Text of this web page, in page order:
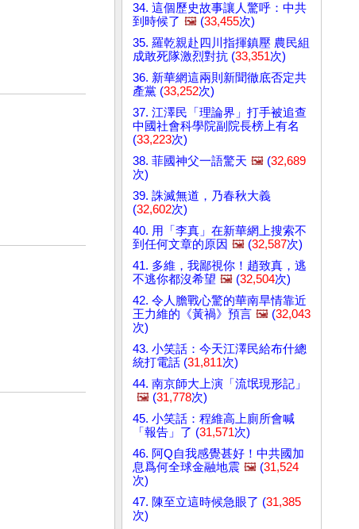
34. 這個歷史故事讓人驚呼：中共
到時候了 🖼️ (33,455次)
35. 羅乾親赴四川指揮鎮壓 農民組
成敢死隊激烈對抗 (33,351次)
36. 新華網這兩則新聞徹底否定共
產黨 (33,252次)
37. 江澤民「理論界」打手被追查
中國社會科學院副院長榜上有名
(33,223次)
38. 菲國神父一語驚天 🖼️ (32,689
次)
39. 誅滅無道，乃春秋大義
(32,602次)
40. 用「李真」在新華網上搜索不
到任何文章的原因 🖼️ (32,587次)
41. 多維，我鄙視你！趙致真，逃
不逃你都沒希望 🖼️ (32,504次)
42. 令人膽戰心驚的華南旱情靠近
王力維的《黃禍》預言 🖼️ (32,043
次)
43. 小笑話：今天江澤民給布什總
統打電話 (31,811次)
44. 南京師大上演「流氓現形記」
🖼️ (31,778次)
45. 小笑話：程維高上廁所會喊
「報告」了 (31,571次)
46. 阿Q自我感覺甚好！中共國加
息爲何全球金融地震 🖼️ (31,524
次)
47. 陳至立這時候急眼了 (31,385
次)